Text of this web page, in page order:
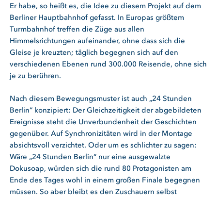
Er habe, so heißt es, die Idee zu diesem Projekt auf dem
Berliner Hauptbahnhof gefasst. In Europas größtem
Turmbahnhof treffen die Züge aus allen
Himmelsrichtungen aufeinander, ohne dass sich die
Gleise je kreuzten; täglich begegnen sich auf den
verschiedenen Ebenen rund 300.000 Reisende, ohne sich
je zu berühren.
Nach diesem Bewegungsmuster ist auch „24 Stunden
Berlin“ konzipiert: Der Gleichzeitigkeit der abgebildeten
Ereignisse steht die Unverbundenheit der Geschichten
gegenüber. Auf Synchronizitäten wird in der Montage
absichtsvoll verzichtet. Oder um es schlichter zu sagen:
Wäre „24 Stunden Berlin“ nur eine ausgewalzte
Dokusoap, würden sich die rund 80 Protagonisten am
Ende des Tages wohl in einem großen Finale begegnen
müssen. So aber bleibt es den Zuschauern selbst